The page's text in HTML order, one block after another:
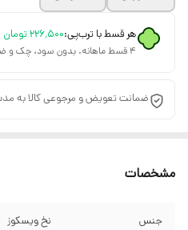
هر قسط با ترب‌پی:۲۲۶٬۵۰۰ تومان
۴ قسط ماهانه. بدون سود، چک و ضامن.
ضمانت تعویض و مرجوعی کالا به مدت 7 روز و بدون قید و
مشخصات
جنس نخ ویسکوز